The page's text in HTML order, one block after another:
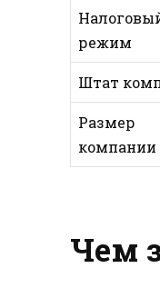
режим
Штат
Размер
компании
Чем